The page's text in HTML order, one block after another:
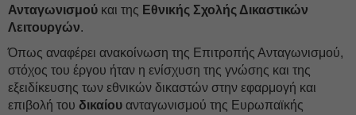
Ανταγωνισμού και της Εθνικής Σχολής Δικαστικών
Λειτουργών.
Όπως αναφέρει ανακοίνωση της Επιτροπής Ανταγωνισμού,
στόχος του έργου ήταν η ενίσχυση της γνώσης και της
εξειδίκευσης των εθνικών δικαστών στην εφαρμογή και
επιβολή του δικαίου ανταγωνισμού της Ευρωπαϊκής